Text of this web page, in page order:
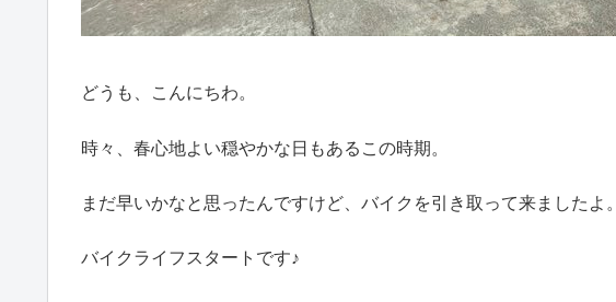
どうも、こんにちわ。
時々、春心地よい穏やかな日もあるこの時期。
まだ早いかなと思ったんですけど、バイクを引き取って来ましたよ。
バイクライフスタートです♪